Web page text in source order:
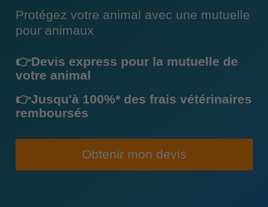
Protégez votre animal avec une mutuelle
pour animaux
👉Devis express pour la mutuelle de
votre animal
👉Jusqu'à 100%* des frais vétérinaires
remboursés
Obtenir mon devis